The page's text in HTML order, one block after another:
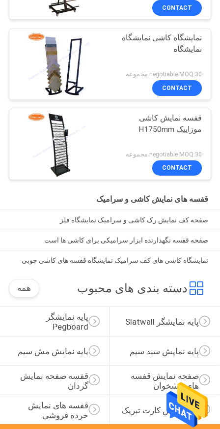
CONTACT
نمایشگاه کاشی نمایشگاه
نمایشگاه
negotiable MOQ:30 مجموعه
CONTACT
قفسه نمایش کاشی
موزاییک H1750mm
negotiable MOQ:30 مجموعه
CONTACT
قفسه های نمایش کاشی و سرامیک
صفحه کف نمایش رک کاشی و سرامیک نمایشگاه فلز
صفحه قفسه نگهدارنده ابزار سرامیکی برای کاشی ها است
نمایشگاه کاشی های کف سرامیک نمایشگاه قفسه های کاشی چوبی
دسته بندی های محبوب همه
پایه نمایشگر
Pegboard
پایه نمایشگر Slatwall
پایه نمایش مش سیم پایه نمایش سبد سیم
قفسه صفحه نمایش
گردان
صفحه نمایش قفسه
های پیشخوان
قفسه های نمایش
خرده فروشی
رک نمایش کارت تبریک